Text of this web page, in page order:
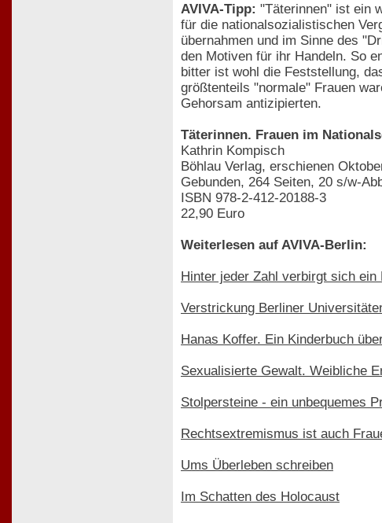
AVIVA-Tipp: "Täterinnen" ist ein
für die nationalsozialistischen
übernahmen und im Sinne des
den Motiven für ihr Handeln. So
bitter ist wohl die Feststellung,
größtenteils "normale" Frauen
Gehorsam antizipierten.
Täterinnen. Frauen im
Kathrin Kompisch
Böhlau Verlag, erschienen
Gebunden, 264 Seiten, 20 s/w-
ISBN 978-2-412-20188-3
22,90 Euro
Weiterlesen auf AVIVA-Berlin:
Hinter jeder Zahl verbirgt sich ein
Verstrickung Berliner
Hanas Koffer. Ein Kinderbuch
Sexualisierte Gewalt. Weibliche
Stolpersteine - ein unbequemes
Rechtsextremismus ist auch
Ums Überleben schreiben
Im Schatten des Holocaust